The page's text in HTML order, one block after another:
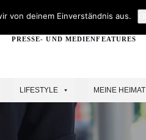
PRESSE- UND MEDIENFEATURES
LIFESTYLE MEINE HEIMAT
von deinem Einverständnis aus.